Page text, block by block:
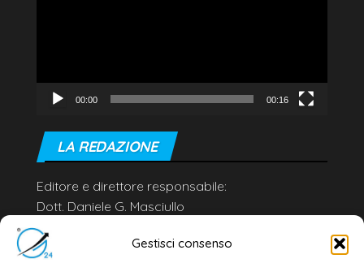
Gestisci consenso
00:00 00:16
LA REDAZIONE
Editore e direttore responsabile:
Dott. Daniele G. Masciullo
Email:
Contatti